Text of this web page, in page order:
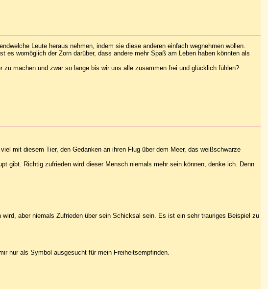
Leute heraus nehmen, indem sie diese anderen einfach wegnehmen wollen.
womöglich der Zorn darüber, dass andere mehr Spaß am Leben haben könnten als
machen und zwar so lange bis wir uns alle zusammen frei und glücklich fühlen?
mit diesem Tier, den Gedanken an ihren Flug über dem Meer, das weißschwarze
gibt. Richtig zufrieden wird dieser Mensch niemals mehr sein können, denke ich. Denn
aber niemals Zufrieden über sein Schicksal sein. Es ist ein sehr trauriges Beispiel zu
nur als Symbol ausgesucht für mein Freiheitsempfinden.